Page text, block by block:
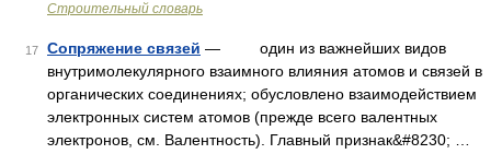
Строительный словарь
17 Сопряжение связей — один из важнейших видов
внутримолекулярного взаимного влияния атомов и связей в
органических соединениях; обусловлено взаимодействием
электронных систем атомов (прежде всего валентных
электронов, см. Валентность). Главный признак&#8230; …